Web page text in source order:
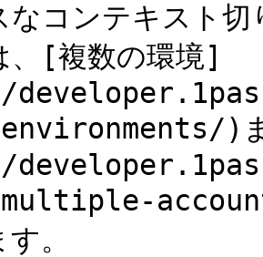
なコンテキスト
、[複数の環境]
)ま
。